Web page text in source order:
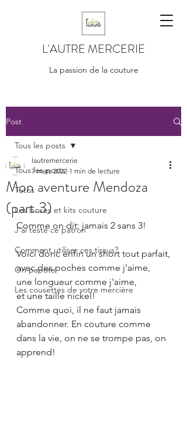
L'AUTRE MERCERIE
La passion de la couture
Post
Tous les posts
Tutos
Les boxes et kits couture
J'ai testé ce patron
Comment utiliser ces tissus?
On papote
Les cousettes de votre mercière
Tous les posts
Mon aventure Mendoza
(part.3)
lautremercerie
7 mars 2022 1 min de lecture
Comme on dit: jamais 2 sans 3!
Voici donc enfin un short tout parfait,
avec des poches comme j'aime,
une longueur comme j'aime,
et une taille nickel!
Comme quoi, il ne faut jamais
abandonner. En couture comme
dans la vie, on ne se trompe pas, on
apprend!